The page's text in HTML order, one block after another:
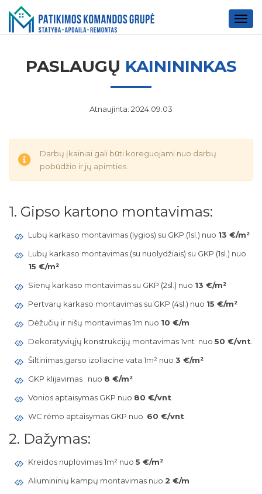
PASLAUGŲ KAINININKAS
Atnaujinta: 2024.09.03
Darbų įkainiai gali būti koreguojami nuo darbų
pobūdžio ir jų apimties.
1. Gipso kartono montavimas:
Lubų karkaso montavimas (lygios) su GKP (1sl.) nuo 13 €/m²
Lubų karkaso montavimas (su nuolydžiais) su GKP (1sl.) nuo
15 €/m²
Sienų karkaso montavimas su GKP (2sl.) nuo 13 €/m²
Pertvarų karkaso montavimas su GKP (4sl.) nuo 15 €/m²
Dėžučių ir nišų montavimas 1m nuo 10 €/m
Dekoratyviųjų konstrukcijų montavimas 1vnt nuo 50 €/vnt
Šiltinimas,garso izoliacine vata 1m² nuo 3 €/m²
GKP klijavimas nuo 8 €/m²
Vonios aptaisymas GKP nuo 80 €/vnt
WC rėmo aptaisymas GKP nuo 60 €/vnt
2. Dažymas:
Kreidos nuplovimas 1m² nuo 5 €/m²
Aliumininių kampų montavimas nuo 2 €/m